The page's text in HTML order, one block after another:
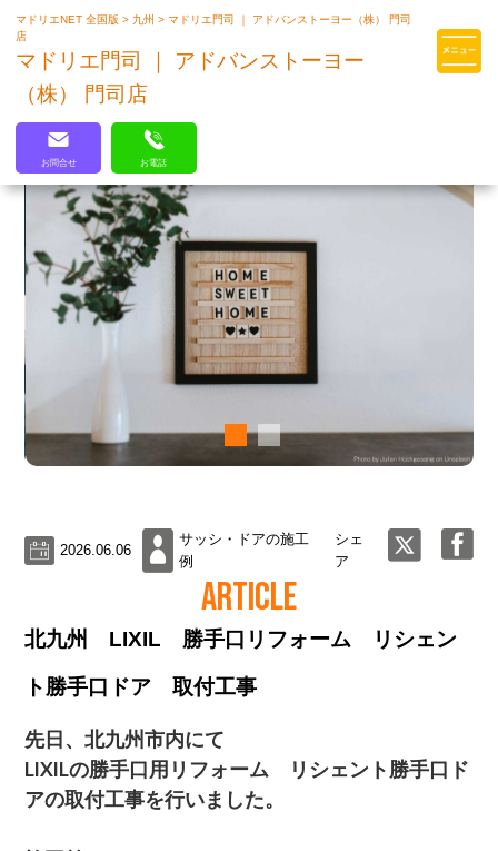
マドリエはLIXILの厳しい基準を
マドリエNET 全国版> 九州>マドリエ門司 ｜ アドバンストーヨー（株） 門司
店
マドリエ門司 ｜ アドバンストーヨー
（株） 門司店
お問合せ お電話
2026.06.06
サッシ・ドアの施工
例
シェ
ア
ARTICLE
北九州 LIXIL 勝手口リフォーム リシェン
ト勝手口ドア 取付工事